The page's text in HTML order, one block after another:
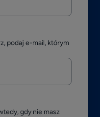
podaj e-mail, którym
gdy nie masz